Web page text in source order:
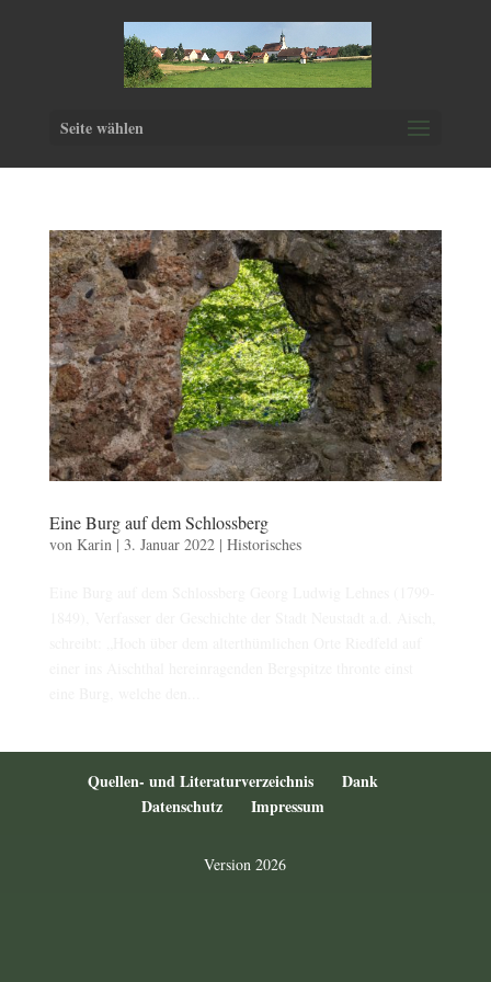
Seite wählen
Eine Burg auf dem Schlossberg
von Karin| 3. Januar 2022| Historisches
Quellen- und Literaturverzeichnis
Dank
Datenschutz
Impressum
Version 2026